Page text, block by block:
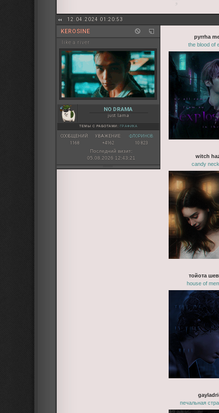
12.04.2024 01:20:53
KEROSINE
like a river
NO DRAMA
just lama
ТЕМЫ С РАБОТАМИ: ГРАФИКА
СООБЩЕНИЙ:
1168
УВАЖЕНИЕ:
+4162
ФЛОРИНОВ:
10 823
Последний визит:
05.08.2026 12:43:21
pyrrha
the blood of
witch
candy
тойота
house of
печальная